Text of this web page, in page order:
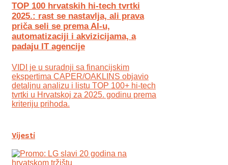
TOP 100 hrvatskih hi-tech tvrtki
2025.: rast se nastavlja, ali prava
priča seli se prema AI-u,
automatizaciji i akvizicijama, a
padaju IT agencije
VIDI je u suradnji sa financijskim
ekspertima CAPER/OAKLINS objavio
detaljnu analizu i listu TOP 100+ hi-tech
tvrtki u Hrvatskoj za 2025. godinu prema
kriteriju prihoda.
Vijesti